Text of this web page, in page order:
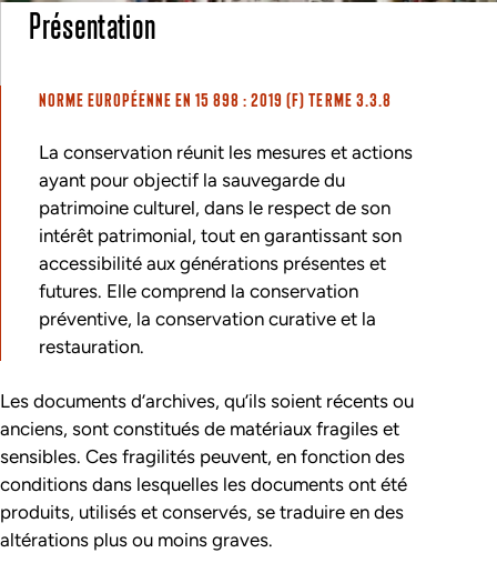
Présentation
NORME EUROPÉENNE EN 15 898 : 2019 (F) TERME 3.3.8
La conservationréunit les mesures et actions
ayant pour objectif la sauvegarde du
patrimoine culturel, dans le respect de son
intérêt patrimonial, tout en garantissant son
accessibilité aux générations présentes et
futures. Elle comprend la conservation
préventive, la conservation curativeet la
restauration.
Les documents d’archives, qu’ils soient récents ou
anciens, sont constitués de matériaux fragiles et
sensibles. Ces fragilités peuvent, en fonction des
conditions dans lesquelles les documents ont été
produits, utilisés et conservés, se traduire en des
altérations plus ou moins graves.